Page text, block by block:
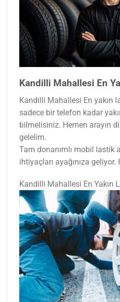
Kandilli Mahallesi En
Kandilli Mahallesi En yakın
sadece bir telefon kadar
bilmelisiniz. Hemen arayın
gelelim.
Tam donanımlı mobil lastik
ihtiyaçları ayağınıza geliyor.
Kandilli Mahallesi En Yakın